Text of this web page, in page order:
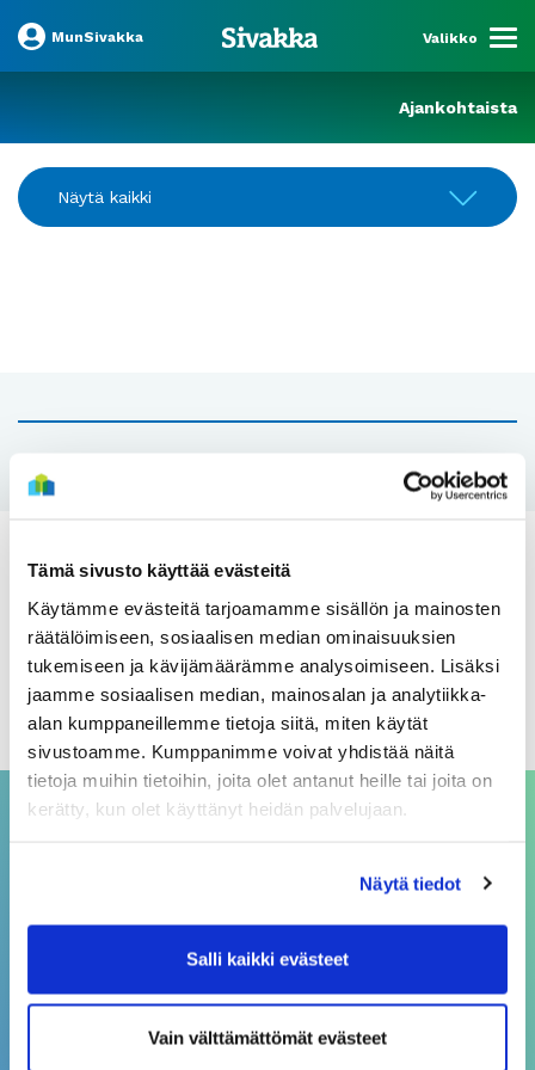
Tämä sivusto käyttää evästeitä
Käytämme evästeitä tarjoamamme sisällön ja mainosten
räätälöimiseen, sosiaalisen median ominaisuuksien
tukemiseen ja kävijämäärämme analysoimiseen. Lisäksi
jaamme sosiaalisen median, mainosalan ja analytiikka-
alan kumppaneillemme tietoja siitä, miten käytät
sivustoamme. Kumppanimme voivat yhdistää näitä
tietoja muihin tietoihin, joita olet antanut heille tai joita on
kerätty, kun olet käyttänyt heidän palvelujaan.
Näytä tiedot
Salli kaikki evästeet
Vain välttämättömät evästeet
MunSivakka Valikko
Ajankohtaista
Näytä kaikki
Arkistot
elokuu 2026
heinäkuu 2026
kesäkuu 2026
p. 08 3148 190